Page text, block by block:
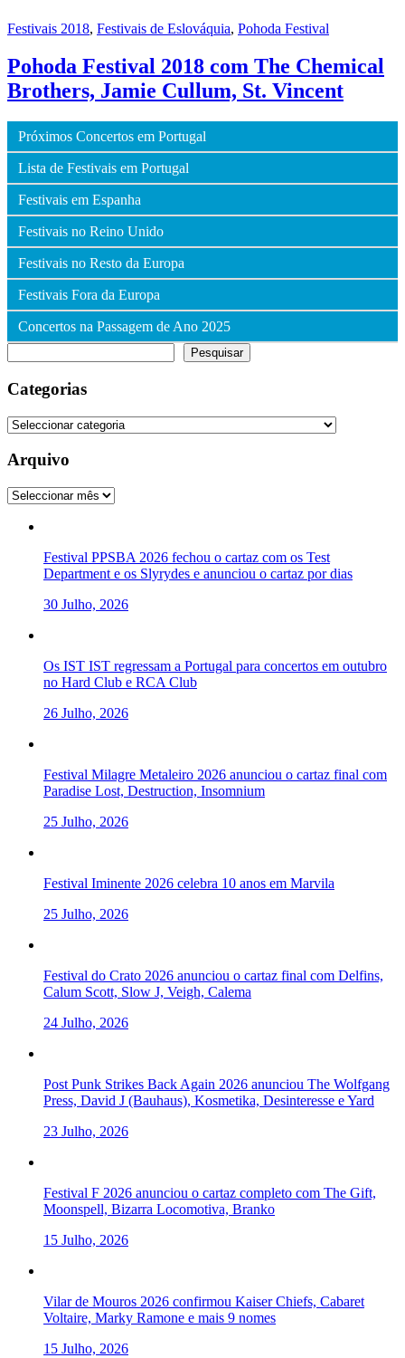
Festivais 2018, Festivais de Eslováquia, Pohoda Festival
Pohoda Festival 2018 com The Chemical
Brothers, Jamie Cullum, St. Vincent
Próximos Concertos em Portugal
Lista de Festivais em Portugal
Festivais em Espanha
Festivais no Reino Unido
Festivais no Resto da Europa
Festivais Fora da Europa
Concertos na Passagem de Ano 2025
Pesquisar
Categorias
Categorias
Arquivo
Arquivo
Festival PPSBA 2026 fechou o cartaz com os Test
Department e os Slyrydes e anunciou o cartaz por dias
30 Julho, 2026
Os IST IST regressam a Portugal para concertos em outubro
no Hard Club e RCA Club
26 Julho, 2026
Festival Milagre Metaleiro 2026 anunciou o cartaz final com
Paradise Lost, Destruction, Insomnium
25 Julho, 2026
Festival Iminente 2026 celebra 10 anos em Marvila
25 Julho, 2026
Festival do Crato 2026 anunciou o cartaz final com Delfins,
Calum Scott, Slow J, Veigh, Calema
24 Julho, 2026
Post Punk Strikes Back Again 2026 anunciou The Wolfgang
Press, David J (Bauhaus), Kosmetika, Desinteresse e Yard
23 Julho, 2026
Festival F 2026 anunciou o cartaz completo com The Gift,
Moonspell, Bizarra Locomotiva, Branko
15 Julho, 2026
Vilar de Mouros 2026 confirmou Kaiser Chiefs, Cabaret
Voltaire, Marky Ramone e mais 9 nomes
15 Julho, 2026